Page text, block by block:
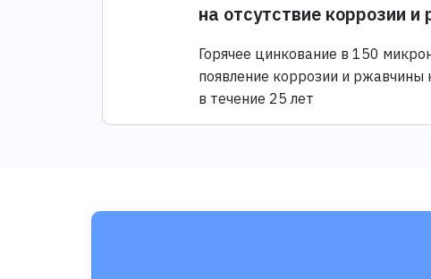
на отсутствие коррозии
Горячее цинкование в 150
появление коррозии и ржавчины
в течение 25 лет